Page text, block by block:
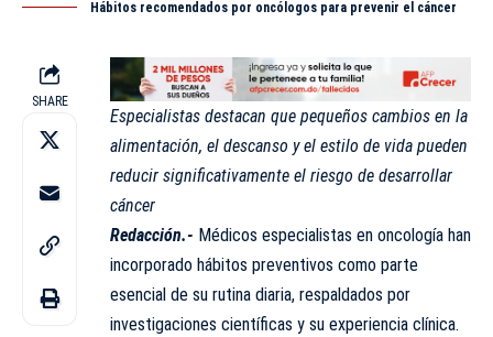
Hábitos recomendados por oncólogos para prevenir el cáncer
SHARE
Especialistas destacan que pequeños cambios en la
alimentación, el descanso y el estilo de vida pueden
reducir significativamente el riesgo de desarrollar
cáncer
Redacción.- Médicos especialistas en oncología han
incorporado hábitos preventivos como parte
esencial de su rutina diaria, respaldados por
investigaciones científicas y su experiencia clínica.